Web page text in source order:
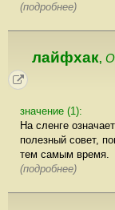
(подробнее)
лайфхак,
значение (1):
На сленге
полезный совет,
тем самым время.
(подробнее)